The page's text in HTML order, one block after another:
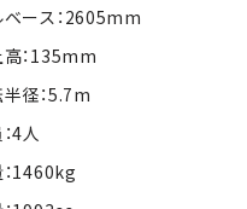
ース：2605mm
：135mm
径：5.7m
4人
1460kg